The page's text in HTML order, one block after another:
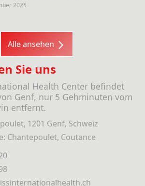
2025
Alle ansehen
Sie uns
Health Center befindet
Genf, nur 5 Gehminuten vom
entfernt.
1201 Genf, Schweiz
Chantepoulet, Coutance